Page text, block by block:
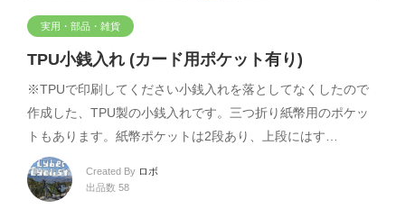
実用・部品・雑貨
TPU小銭入れ (カード用ポケット有り)
※TPUで印刷してください小銭入れを落としてなくしたので
作成した、TPU製の小銭入れです。三つ折り紙幣用のポケッ
トもあります。紙幣ポケットは2段あり、上段にはす…
Created By ロボ
出品数 58